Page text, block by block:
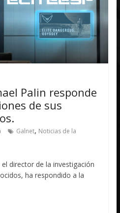
Palin responde
de sus
Galnet, Noticias de la
el director de la investigación
ha respondido a la